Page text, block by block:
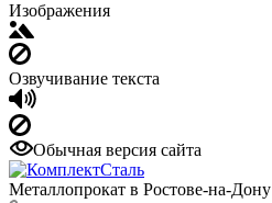
Изображения
Озвучивание текста
Обычная версия сайта
Металлопрокат в Ростове-на-Дону